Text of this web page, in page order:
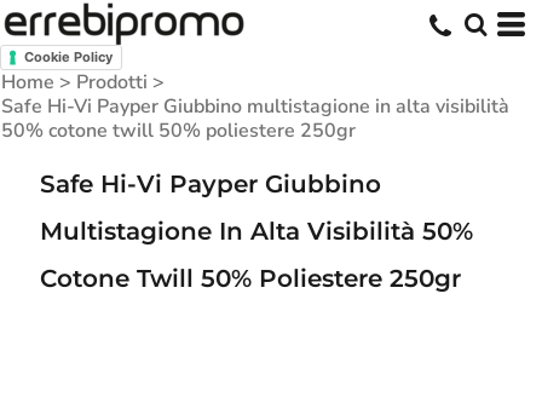
Cookie Policy
Home > Prodotti >
Safe Hi-Vi Payper Giubbino multistagione in alta visibilità
50% cotone twill 50% poliestere 250gr
Safe Hi-Vi Payper Giubbino
Multistagione In Alta Visibilità 50%
Cotone Twill 50% Poliestere 250gr